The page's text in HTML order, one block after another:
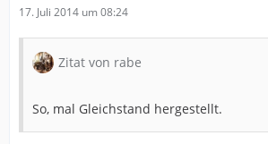
17. Juli 2014 um 08:24
Zitat von rabe
So, mal Gleichstand hergestellt.